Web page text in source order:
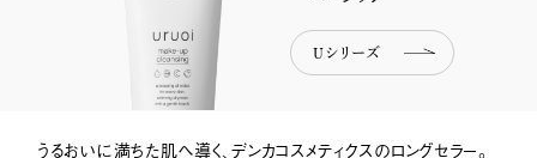
うるおいに満ちた肌へ導く、デンカコスメティクスのロングセラー。
Uシリーズ